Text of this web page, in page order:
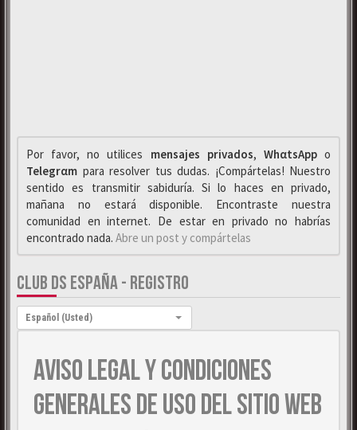
Por favor, no utilices mensajes privados, WhαtsAppo
Telegrαm para resolver tus dudas. ¡Compártelas! Nuestro
sentido es transmitir sabiduría. Si lo haces en privado,
mañana no estará disponible. Encontraste nuestra
comunidad en internet. De estar en privado no habrías
encontrado nada. Abre un post y compártelas
CLUB DS ESPAÑA - REGISTRO
Idioma:
Español (Usted)
AVISO LEGAL Y CONDICIONES
GENERALES DE USO DEL SITIO WEB